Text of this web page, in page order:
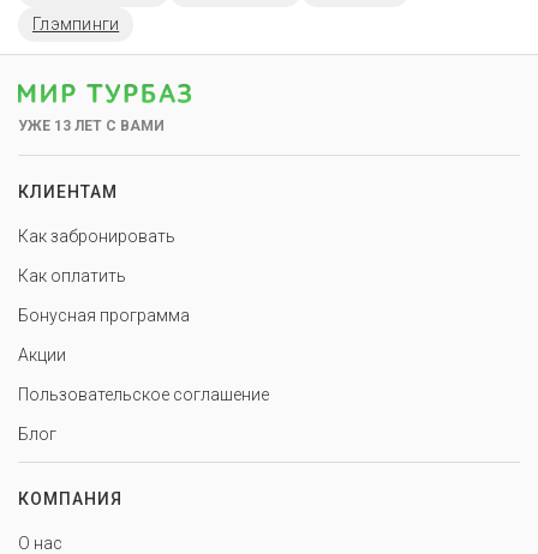
Глэмпинги
УЖЕ 13 ЛЕТ С ВАМИ
КЛИЕНТАМ
Как забронировать
Как оплатить
Бонусная программа
Акции
Пользовательское соглашение
Блог
КОМПАНИЯ
О нас